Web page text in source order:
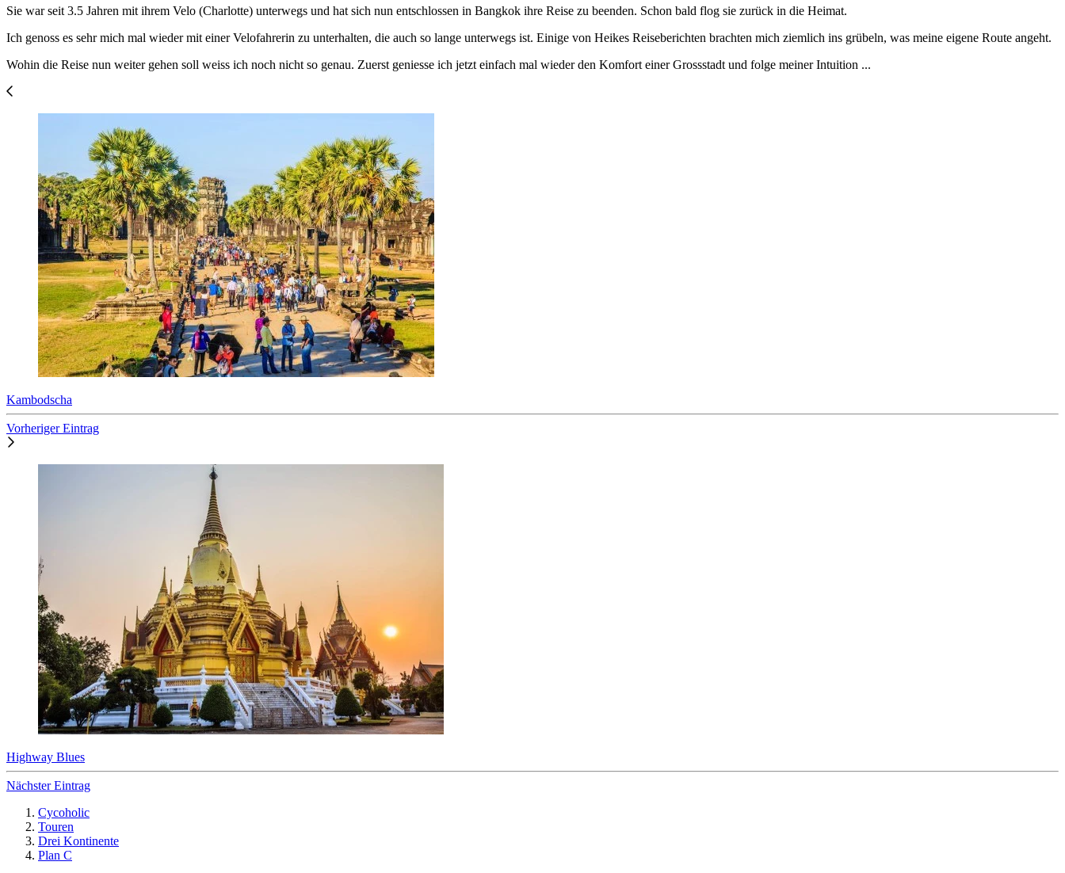
Sie war seit 3.5 Jahren mit ihrem Velo (Charlotte) unterwegs und hat sich nun entschlossen in Bangkok ihre Reise zu beenden. Schon bald flog sie zurück in die Heimat.
Ich genoss es sehr mich mal wieder mit einer Velofahrerin zu unterhalten, die auch so lange unterwegs ist. Einige von Heikes Reiseberichten brachten mich ziemlich ins grübeln, was meine eigene Route angeht.
Wohin die Reise nun weiter gehen soll weiss ich noch nicht so genau. Zuerst geniesse ich jetzt einfach mal wieder den Komfort einer Grossstadt und folge meiner Intuition ...
Kambodscha
Vorheriger Eintrag
Highway Blues
Nächster Eintrag
Cycoholic
Touren
Drei Kontinente
Plan C